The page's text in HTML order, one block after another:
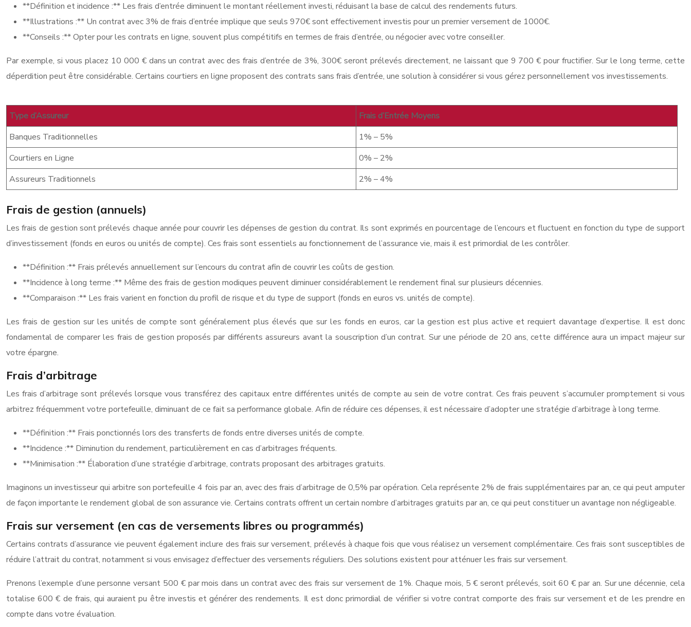
**Définition et incidence :** Les frais d’entrée diminuent le montant réellement investi, réduisant la base de calcul des rendements futurs.
**Illustrations :** Un contrat avec 3% de frais d’entrée implique que seuls 970€ sont effectivement investis pour un premier versement de 1000€.
**Conseils :** Opter pour les contrats en ligne, souvent plus compétitifs en termes de frais d’entrée, ou négocier avec votre conseiller.
Par exemple, si vous placez 10 000 € dans un contrat avec des frais d’entrée de 3%, 300€ seront prélevés directement, ne laissant que 9 700 € pour fructifier. Sur le long terme, cette
déperdition peut être considérable. Certains courtiers en ligne proposent des contrats sans frais d’entrée, une solution à considérer si vous gérez personnellement vos investissements.
Type d’Assureur
Frais d’Entrée Moyens
Banques Traditionnelles
1% – 5%
Courtiers en Ligne
0% – 2%
Assureurs Traditionnels
2% – 4%
Frais de gestion (annuels)
Les frais de gestion sont prélevés chaque année pour couvrir les dépenses de gestion du contrat. Ils sont exprimés en pourcentage de l’encours et fluctuent en fonction du type de support
d’investissement (fonds en euros ou unités de compte). Ces frais sont essentiels au fonctionnement de l’assurance vie, mais il est primordial de les contrôler.
**Définition :** Frais prélevés annuellement sur l’encours du contrat afin de couvrir les coûts de gestion.
**Incidence à long terme :** Même des frais de gestion modiques peuvent diminuer considérablement le rendement final sur plusieurs décennies.
**Comparaison :** Les frais varient en fonction du profil de risque et du type de support (fonds en euros vs. unités de compte).
Les frais de gestion sur les unités de compte sont généralement plus élevés que sur les fonds en euros, car la gestion est plus active et requiert davantage d’expertise. Il est donc
fondamental de comparer les frais de gestion proposés par différents assureurs avant la souscription d’un contrat. Sur une période de 20 ans, cette différence aura un impact majeur sur
votre épargne.
Frais d’arbitrage
Les frais d’arbitrage sont prélevés lorsque vous transférez des capitaux entre différentes unités de compte au sein de votre contrat. Ces frais peuvent s’accumuler promptement si vous
arbitrez fréquemment votre portefeuille, diminuant de ce fait sa performance globale. Afin de réduire ces dépenses, il est nécessaire d’adopter une stratégie d’arbitrage à long terme.
**Définition :** Frais ponctionnés lors des transferts de fonds entre diverses unités de compte.
**Incidence :** Diminution du rendement, particulièrement en cas d’arbitrages fréquents.
**Minimisation :** Élaboration d’une stratégie d’arbitrage, contrats proposant des arbitrages gratuits.
Imaginons un investisseur qui arbitre son portefeuille 4 fois par an, avec des frais d’arbitrage de 0,5% par opération. Cela représente 2% de frais supplémentaires par an, ce qui peut amputer
de façon importante le rendement global de son assurance vie. Certains contrats offrent un certain nombre d’arbitrages gratuits par an, ce qui peut constituer un avantage non négligeable.
Frais sur versement (en cas de versements libres ou programmés)
Certains contrats d’assurance vie peuvent également inclure des frais sur versement, prélevés à chaque fois que vous réalisez un versement complémentaire. Ces frais sont susceptibles de
réduire l’attrait du contrat, notamment si vous envisagez d’effectuer des versements réguliers. Des solutions existent pour atténuer les frais sur versement.
Prenons l’exemple d’une personne versant 500 € par mois dans un contrat avec des frais sur versement de 1%. Chaque mois, 5 € seront prélevés, soit 60 € par an. Sur une décennie, cela
totalise 600 € de frais, qui auraient pu être investis et générer des rendements. Il est donc primordial de vérifier si votre contrat comporte des frais sur versement et de les prendre en
compte dans votre évaluation.